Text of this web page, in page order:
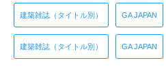
建築雑誌（タイトル別） GA JAPAN
建築雑誌（タイトル別） GA JAPAN